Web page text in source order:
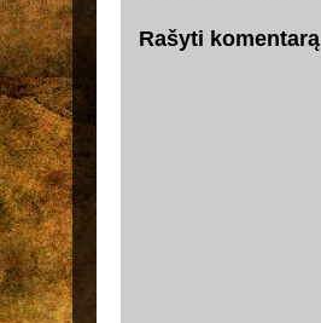
Rašyti komentarą